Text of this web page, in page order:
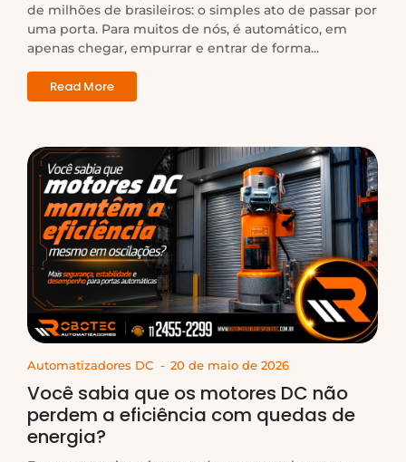
de milhões de brasileiros: o simples ato de passar por
uma porta. Para muitos de nós, é automático, em
apenas chegar, empurrar e entrar de forma...
Read More
Automatizadores DC - 20 de maio de 2026
Você sabia que os motores DC não
perdem a eficiência com quedas de
energia?